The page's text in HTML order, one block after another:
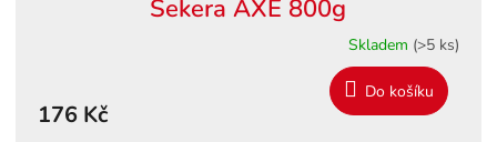
Sekera AXE 800g
Skladem (>5 ks)
176 Kč
Do košíku